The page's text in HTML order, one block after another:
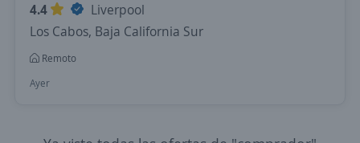
4.4
Liverpool
Los Cabos, Baja California Sur
Remoto
Ayer